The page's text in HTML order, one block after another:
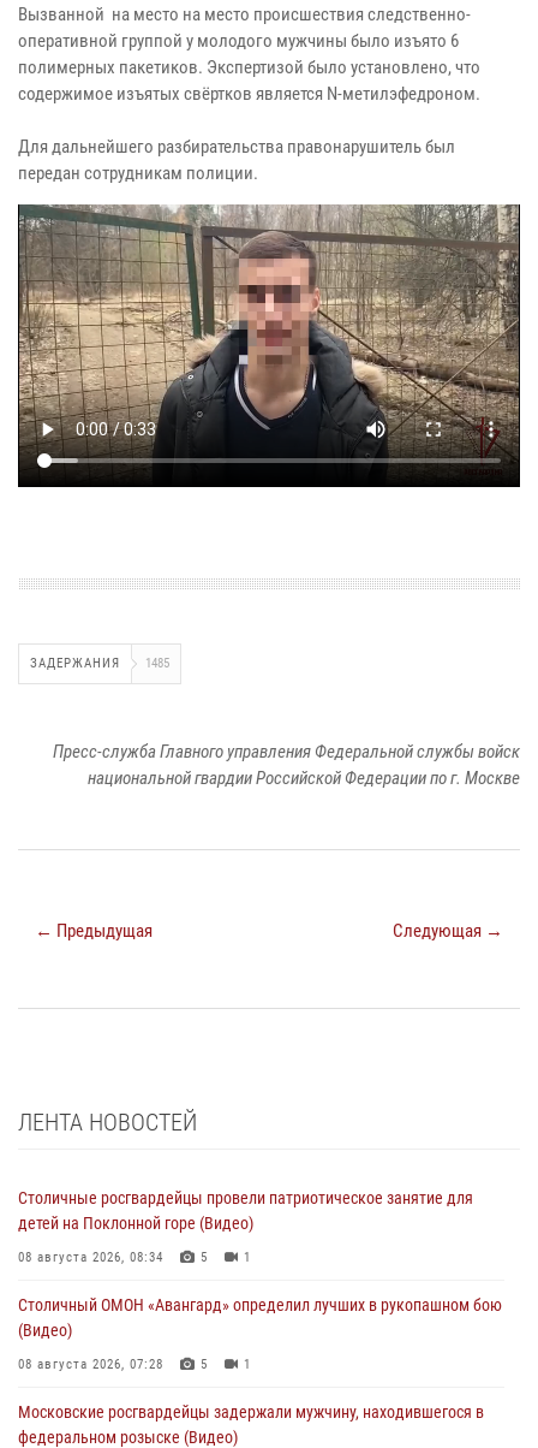
Вызванной на место на место происшествия следственно-
оперативной группой у молодого мужчины было изъято 6
полимерных пакетиков. Экспертизой было установлено, что
содержимое изъятых свёртков является N-метилэфедроном.
Для дальнейшего разбирательства правонарушитель был
передан сотрудникам полиции.
ЗАДЕРЖАНИЯ 1485
Пресс-служба Главного управления Федеральной службы войск
национальной гвардии Российской Федерации по г. Москве
← Предыдущая Следующая →
ЛЕНТА НОВОСТЕЙ
Столичные росгвардейцы провели патриотическое занятие для
детей на Поклонной горе (Видео)
08 августа 2026, 08:34 5 1
Столичный ОМОН «Авангард» определил лучших в рукопашном бою
(Видео)
08 августа 2026, 07:28 5 1
Московские росгвардейцы задержали мужчину, находившегося в
федеральном розыске (Видео)